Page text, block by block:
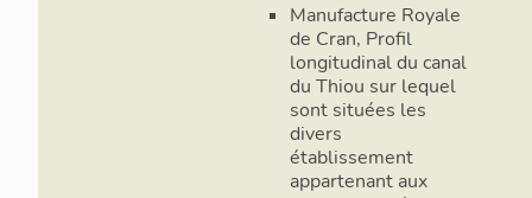
Manufacture Royale
de Cran, Profil
longitudinal du canal
du Thiou sur lequel
sont situées les
divers
établissement
appartenant aux